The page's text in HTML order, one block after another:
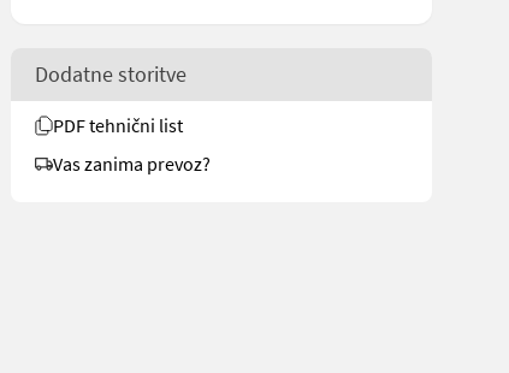
Dodatne storitve
PDF tehnični list
Vas zanima prevoz?